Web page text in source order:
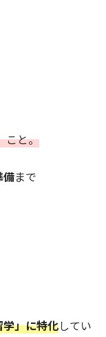
こと。
備まで
」に特化してい